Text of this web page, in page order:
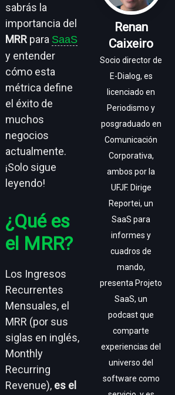
sabrás la
importancia del
MRR para SaaS
y entender
cómo esta
métrica define
el éxito de
muchos
negocios
actualmente.
¡Solo sigue
leyendo!
¿Qué es
el MRR?
Los Ingresos
Recurrentes
Mensuales, el
MRR (por sus
siglas en inglés,
Monthly
Recurring
Revenue), es el
Renan
Caixeiro
Socio director de
E-Dialog, es
licenciado en
Periodismo y
posgraduado en
Comunicación
Corporativa,
ambos por la
UFJF. Dirige
Reportei, un
SaaS para
informes y
cuadros de
mando,
presenta Projeto
SaaS, un
podcast que
comparte
experiencias del
universo del
software como